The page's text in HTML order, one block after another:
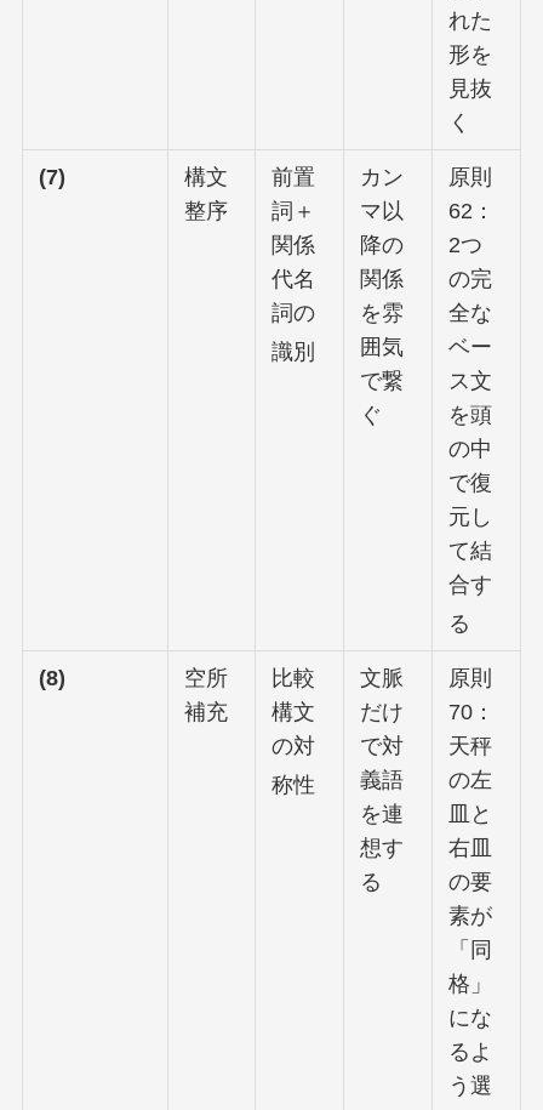
れた
形を
見抜
く
(7)
構文
整序
前置
詞＋
関係
代名
詞の
識別
カン
マ以
降の
関係
を雰
囲気
で繋
ぐ
原則
62：
2つ
の完
全な
ベー
ス文
を頭
の中
で復
元し
て結
合す
る
(8)
空所
補充
比較
構文
の対
称性
文脈
だけ
で対
義語
を連
想す
る
原則
70：
天秤
の左
皿と
右皿
の要
素が
「同
格」
にな
るよ
う選